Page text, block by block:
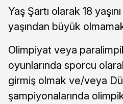
Yaş Şartı olarak 18
yaşından büyük
Olimpiyat veya
oyunlarında sporcu
girmiş olmak ve/veya
şampiyonalarında